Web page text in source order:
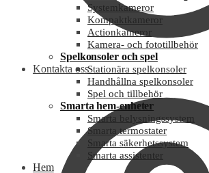
Kontakta oss
Systemkameror
Kompaktkameror
Actionkameror
Kamera- och fototillbehör
Spelkonsoler och spel
Stationära spelkonsoler
Handhållna spelkonsoler
Spel och tillbehör
Smarta hem-enheter
Smarta belysningssystem
Smarta termostater
Smarta säkerhetssystem
Smarta assistenter
Hem